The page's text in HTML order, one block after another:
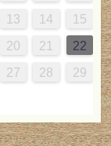
13 14 15
20 21 22
27 28 29